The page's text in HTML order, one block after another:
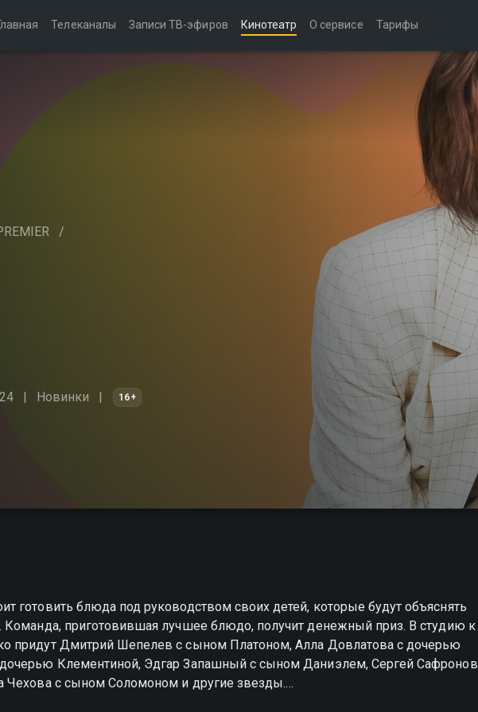
Телеканалы Записи ТВ-эфиров Кинотеатр О сервисе Тарифы
/
Новинки 16+
готовить блюда под руководством своих детей, которые будут объяснять
Команда, приготовившая лучшее блюдо, получит денежный приз. В студию к
придут Дмитрий Шепелев с сыном Платоном, Алла Довлатова с дочерью
Клементиной, Эдгар Запашный с сыном Даниэлем, Сергей Сафронов
Чехова с сыном Соломоном и другие звезды.